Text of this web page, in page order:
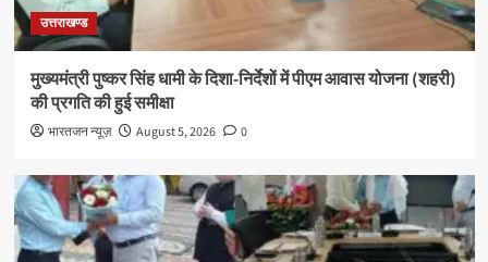
उत्तराखण्ड
मुख्यमंत्री पुष्कर सिंह धामी के दिशा-निर्देशों में पीएम आवास योजना (शहरी)
की प्रगति की हुई समीक्षा
भारतजन न्यूज़ August 5, 2026 0